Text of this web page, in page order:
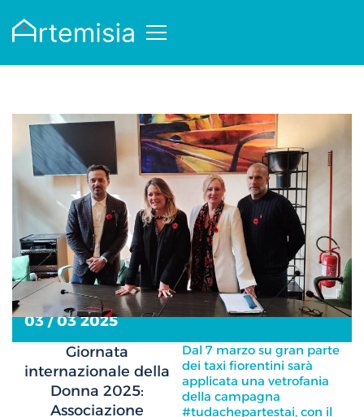
Giornata
internazionale della
Donna 2025:
Associazione
Dal 7 marzo su gran parte
dei taxi fiorentini sarà
applicata una vetrofania
della campagna
#tudachepartestai, con il
03 / 03 2025